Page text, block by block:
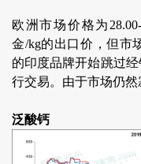
欧洲市场价格为
金/kg的出口价，但市
的印度品牌开始跳过
行交易。由于市场仍然
泛酸钙